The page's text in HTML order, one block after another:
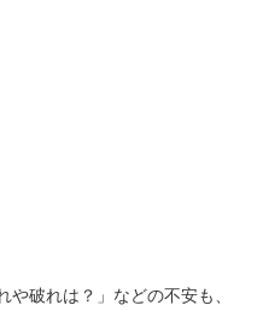
や破れは？」などの不安も、